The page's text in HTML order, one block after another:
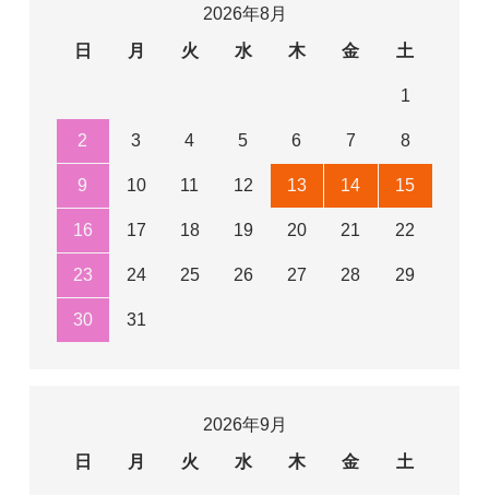
2026年8月
日
月 火 水 木 金 土
1
2 3 4 5 6 7 8
9 10 11 12 13 14 15
16 17 18 19 20 21 22
23 24 25 26 27 28 29
30 31
2026年9月
日
月 火 水 木 金 土